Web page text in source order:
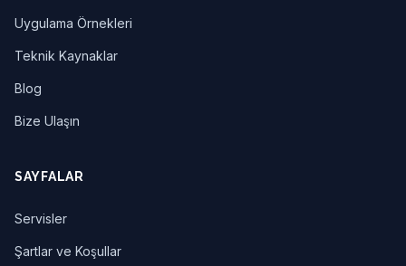
Uygulama Örnekleri
Teknik Kaynaklar
Blog
Bize Ulaşın
SAYFALAR
Servisler
Şartlar ve Koşullar